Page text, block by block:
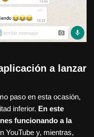
a lanzar
paso en esta ocasión,
inferior. En este
funcionando a la
YouTube y, mientras,